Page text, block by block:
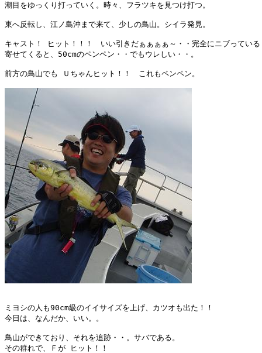
潮目をゆっくり打っていく。時々、フラツキを見つけ打つ。
東へ反転し、江ノ島沖まで来て、少しの鳥山。シイラ発見。
キャスト！ ヒット！！！　いい引きだぁぁぁぁ～・・完全にニブっている
寄せてくると、50cmのペンペン・・でもウレしい・・。
前方の鳥山でも Ｕちゃんヒット！！　これもペンペン。
ミヨシの人も90cm級のイイサイズを上げ、カツオも出た！！
今日は、なんだか、いい。。
鳥山ができており、それを追跡・・。サバである。
その群れで、Ｆが ヒット！！